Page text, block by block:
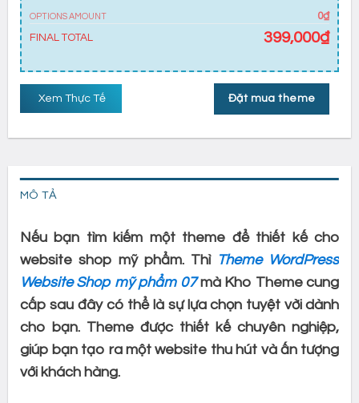
OPTIONS AMOUNT
0₫
FINAL TOTAL
399,000₫
Đặt mua theme
Xem Thực Tế
MÔ TẢ
Nếu bạn tìm kiếm một theme để thiết kế cho
website shop mỹ phẩm. Thì Theme WordPress
Website Shop mỹ phẩm 07mà Kho Theme cung
cấp sau đây có thể là sự lựa chọn tuyệt vời dành
cho bạn. Theme được thiết kế chuyên nghiệp,
giúp bạn tạo ra một website thu hút và ấn tượng
với khách hàng.